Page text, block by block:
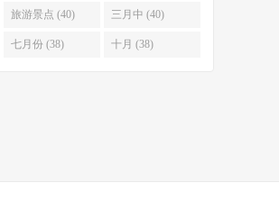
旅游景点 (40) 三月中 (40)
七月份 (38) 十月 (38)